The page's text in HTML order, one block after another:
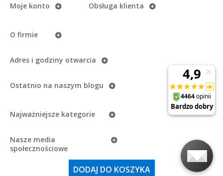
DODAJ DO KOSZYKA
Moje konto
O firmie
Obsługa klienta
Adres i godziny otwarcia
Ostatnio na naszym blogu
Najważniejsze kategorie
Nasze media
społecznościowe
eAzymut.pl - Autoryzowany Dystrybutor Garmin2026.